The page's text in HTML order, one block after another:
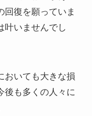
回復を願っていま
叶いませんでし
おいても大きな損
後も多くの人々に